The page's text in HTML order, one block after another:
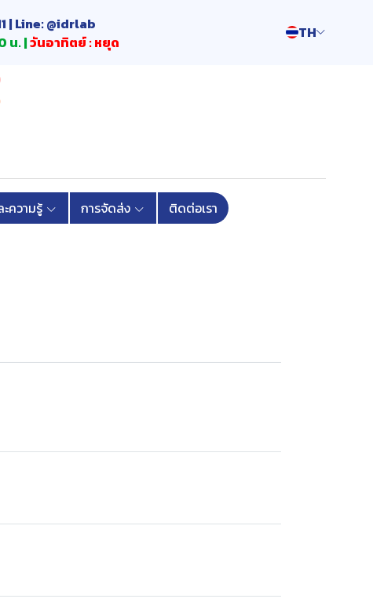
| Line: @idrlab
น. |วันอาทิตย์ : หยุด
TH
ความรู้ การจัดส่ง ติดต่อเรา